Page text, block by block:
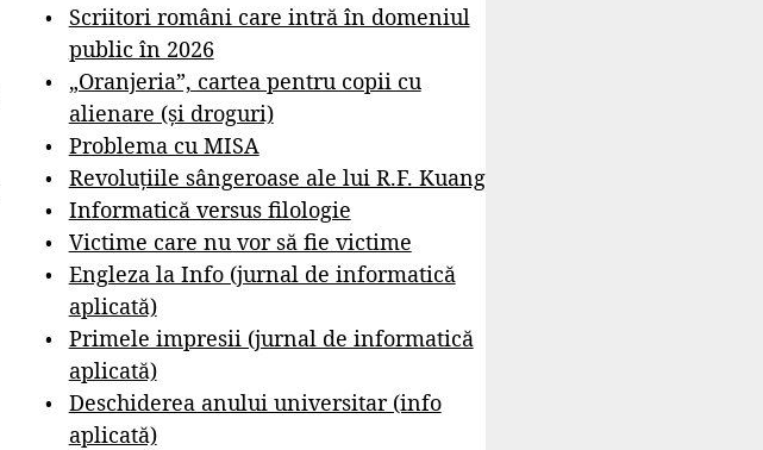
Scriitori români care intră în domeniul
public în 2026
„Oranjeria”, cartea pentru copii cu
alienare (și droguri)
Problema cu MISA
Revoluțiile sângeroase ale lui R.F. Kuang
Informatică versus filologie
Victime care nu vor să fie victime
Engleza la Info (jurnal de informatică
aplicată)
Primele impresii (jurnal de informatică
aplicată)
Deschiderea anului universitar (info
aplicată)